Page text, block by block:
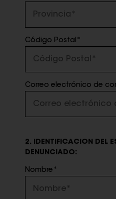
Código Postal*
Correo electrónico de
2. IDENTIFICACION DEL
DENUNCIADO:
Nombre*